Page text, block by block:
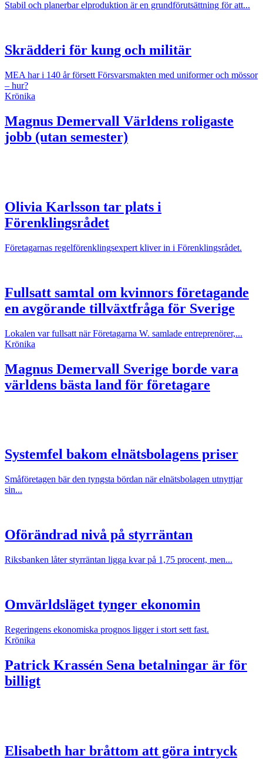
Stabil och planerbar elproduktion är en grundförutsättning för att...
Skrädderi för kung och militär
MEA har i 140 år försett Försvarsmakten med uniformer och mössor
– hur?
Krönika
Magnus Demervall Världens roligaste
jobb (utan semester)
Olivia Karlsson tar plats i
Förenklingsrådet
Företagarnas regelförenklingsexpert kliver in i Förenklingsrådet.
Fullsatt samtal om kvinnors företagande
en avgörande tillväxtfråga för Sverige
Lokalen var fullsatt när Företagarna W. samlade entreprenörer,...
Krönika
Magnus Demervall Sverige borde vara
världens bästa land för företagare
Systemfel bakom elnätsbolagens priser
Småföretagen bär den tyngsta bördan när elnätsbolagen utnyttjar
sin...
Oförändrad nivå på styrräntan
Riksbanken låter styrräntan ligga kvar på 1,75 procent, men...
Omvärldsläget tynger ekonomin
Regeringens ekonomiska prognos ligger i stort sett fast.
Krönika
Patrick Krassén Sena betalningar är för
billigt
Elisabeth har bråttom att göra intryck